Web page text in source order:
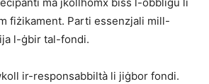
fiżikament. Parti essenzjali mill-
l-ġbir tal-fondi.
ir-responsabbiltà li jiġbor fondi.